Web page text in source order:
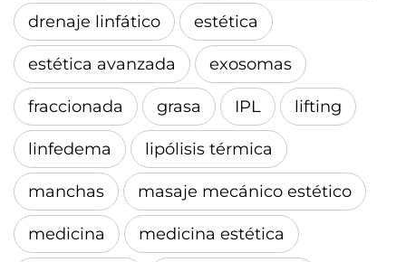
drenaje linfático estética
estética avanzada exosomas
fraccionada grasa IPL lifting
linfedema lipólisis térmica
manchas masaje mecánico estético
medicina medicina estética